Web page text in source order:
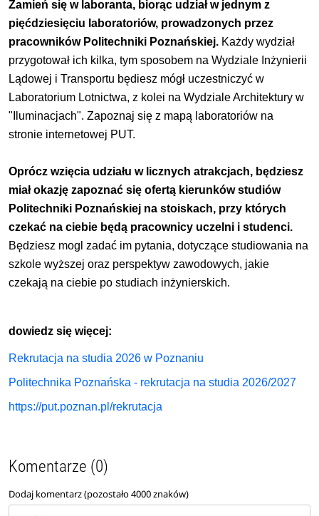
Zamień się w laboranta, biorąc udział w jednym z
pięćdziesięciu laboratoriów, prowadzonych przez
pracowników Politechniki Poznańskiej. Każdy wydział
przygotował ich kilka, tym sposobem na Wydziale Inżynierii
Lądowej i Transportu będiesz mógł uczestniczyć w
Laboratorium Lotnictwa, z kolei na Wydziale Architektury w
"Iluminacjach". Zapoznaj się z mapą laboratoriów na
stronie internetowej PUT.
Oprócz wzięcia udziału w licznych atrakcjach, będziesz
miał okazję zapoznać sięofertą kierunków studiów
Politechniki Poznańskiej na stoiskach, przy których
czekać na ciebie będą pracownicy uczelni i studenci.
Będziesz mogl zadać im pytania, dotyczące studiowania na
szkole wyższej oraz perspektyw zawodowych, jakie
czekają na ciebie po studiach inżynierskich.
dowiedz się więcej:
Rekrutacja na studia 2026 w Poznaniu
Politechnika Poznańska - rekrutacja na studia 2026/2027
https://put.poznan.pl/rekrutacja
Komentarze (0)
Dodaj komentarz (pozostało4000znaków)